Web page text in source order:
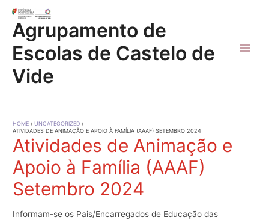
content
Agrupamento de
Escolas de Castelo de
Vide
HOME
UNCATEGORIZED
ATIVIDADES DE ANIMAÇÃO E APOIO À FAMÍLIA (AAAF) SETEMBRO 2024
Atividades de Animação e
Apoio à Família (AAAF)
Setembro 2024
Informam-se os Pais/Encarregados de Educação das